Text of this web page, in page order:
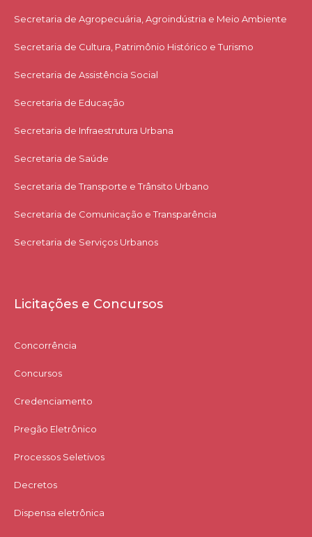
Secretaria de Agropecuária, Agroindústria e Meio Ambiente
Secretaria de Cultura, Patrimônio Histórico e Turismo
Secretaria de Assistência Social
Secretaria de Educação
Secretaria de Infraestrutura Urbana
Secretaria de Saúde
Secretaria de Transporte e Trânsito Urbano
Secretaria de Comunicação e Transparência
Secretaria de Serviços Urbanos
Licitações e Concursos
Concorrência
Concursos
Credenciamento
Pregão Eletrônico
Processos Seletivos
Decretos
Dispensa eletrônica